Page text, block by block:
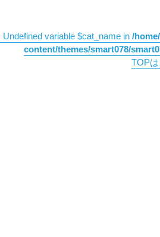
Undefined variable $cat_name in /
content/themes/smart078/
TOP